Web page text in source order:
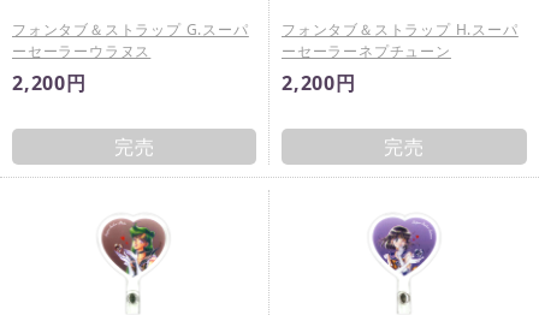
フォンタブ＆ストラップ G.スーパ
ーセーラーウラヌス
2,200円
完売
フォンタブ＆ストラップ H.スーパ
ーセーラーネプチューン
2,200円
完売